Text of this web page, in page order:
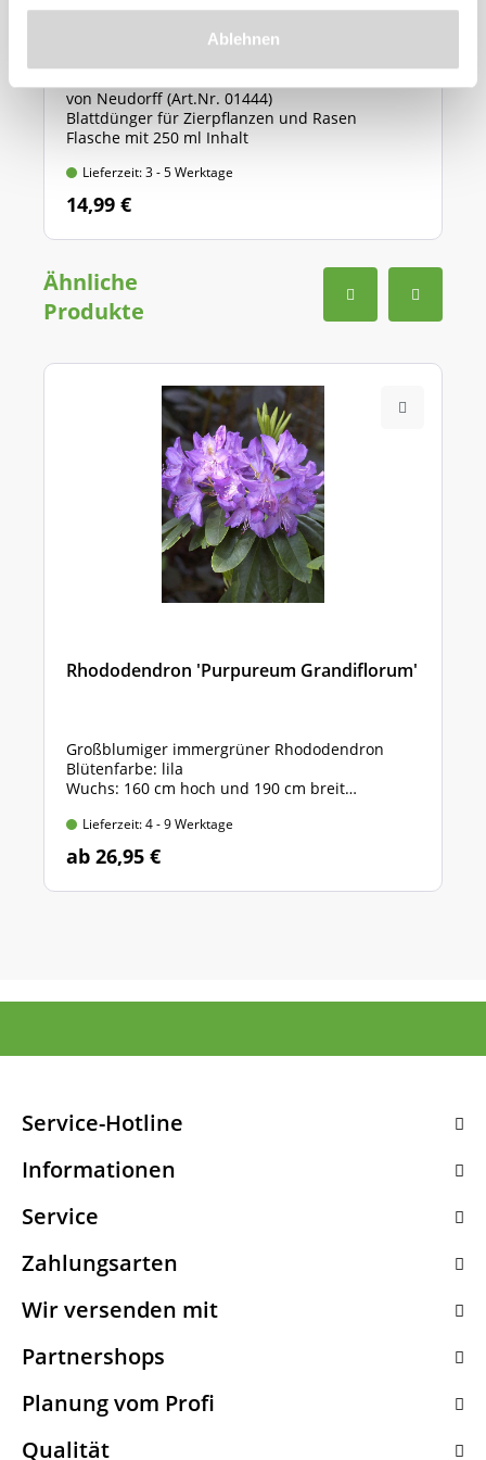
Ablehnen
von Neudorff (Art.Nr. 01444)
Blattdünger für Zierpflanzen und Rasen
Flasche mit 250 ml Inhalt
Lieferzeit: 3 - 5 Werktage
14,99 €
Ähnliche
Produkte
Rhododendron 'Purpureum Grandiflorum'
Großblumiger immergrüner Rhododendron
Blütenfarbe: lila
Wuchs: 160 cm hoch und 190 cm breit
Lieferzeit: 4 - 9 Werktage
ab 26,95 €
Service-Hotline
Informationen
Service
Zahlungsarten
Wir versenden mit
Partnershops
Planung vom Profi
Qualität